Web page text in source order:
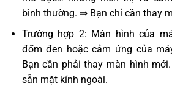
bình thường. ⇒ Bạn chỉ cần thay
Trường hợp 2: Màn hình của
đốm đen hoặc cảm ứng của
Bạn cần phải thay màn hình
sẵn mặt kính ngoài.